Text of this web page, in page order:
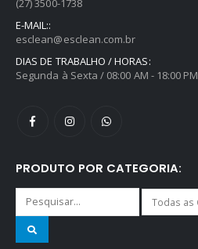
(27) 3500-1738
E-MAIL::
esclean@esclean.com.br
DIAS DE TRABALHO / HORAS:
Segunda à Sexta / 08:00 AM - 18:00 PM
PRODUTO POR CATEGORIA: